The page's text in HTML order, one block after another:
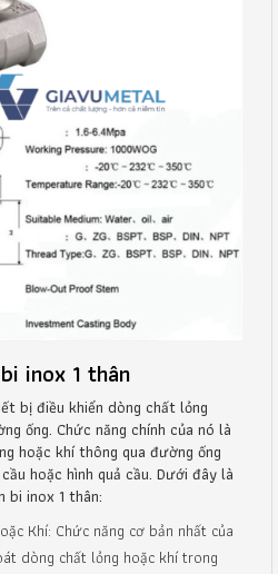
inox 1 thân
bị điều khiển dòng chất lỏng
ống. Chức năng chính của nó là
hoặc khí thông qua đường ống
hoặc hình quả cầu. Dưới đây là
bi inox 1 thân:
Khí: Chức năng cơ bản nhất của
dòng chất lỏng hoặc khí trong